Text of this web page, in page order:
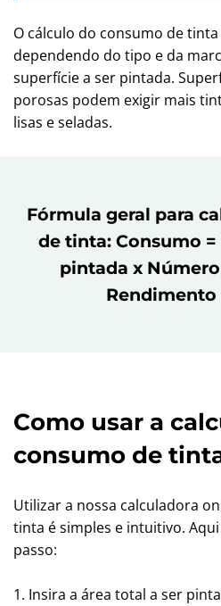
O cálculo do consumo de
dependendo do tipo e da
superfície a ser pintada.
porosas podem exigir mais
lisas e seladas.
Fórmula geral para
de tinta: Consumo
pintada x
Como usar a
consumo de
Utilizar a nossa calculadora
tinta é simples e intuitivo.
passo:
1. Insira a área total a ser